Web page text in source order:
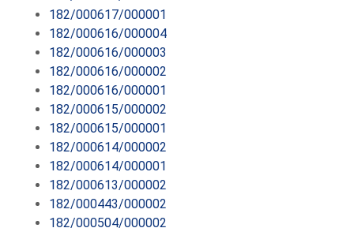
182/000617/000001
182/000616/000004
182/000616/000003
182/000616/000002
182/000616/000001
182/000615/000002
182/000615/000001
182/000614/000002
182/000614/000001
182/000613/000002
182/000443/000002
182/000504/000002